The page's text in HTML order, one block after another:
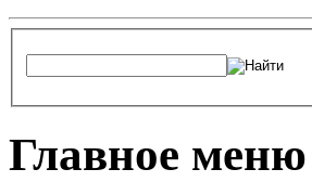
Главное меню